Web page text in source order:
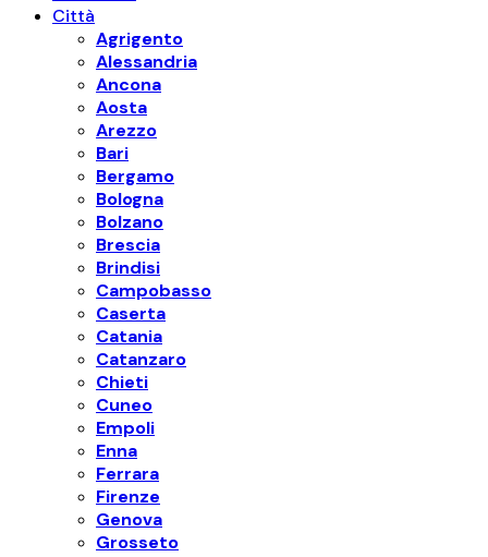
Città
Agrigento
Alessandria
Ancona
Aosta
Arezzo
Bari
Bergamo
Bologna
Bolzano
Brescia
Brindisi
Campobasso
Caserta
Catania
Catanzaro
Chieti
Cuneo
Empoli
Enna
Ferrara
Firenze
Genova
Grosseto